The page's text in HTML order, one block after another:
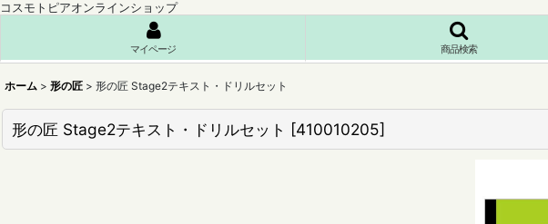
コスモトピアオンラインショップ
マイページ 商品検索
ホーム > 形の匠 > 形の匠 Stage2テキスト・ドリルセット
形の匠 Stage2テキスト・ドリルセット [410010205]